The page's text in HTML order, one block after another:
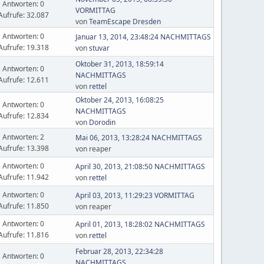
Antworten: 0
32.087
VORMITTAG
vonTeamEscape Dresden
Antworten: 0
19.318
Januar 13, 2014, 23:48:24 NACHMITTAGS
vonstuvar
Antworten: 0
12.611
Oktober 31, 2013, 18:59:14
NACHMITTAGS
von rettel
Antworten: 0
12.834
Oktober 24, 2013, 16:08:25
NACHMITTAGS
von Dorodin
Antworten: 2
13.398
Mai 06, 2013, 13:28:24 NACHMITTAGS
von reaper
Antworten: 0
11.942
April 30, 2013, 21:08:50 NACHMITTAGS
von rettel
Antworten: 0
11.850
April 03, 2013, 11:29:23 VORMITTAG
von reaper
Antworten: 0
11.816
April 01, 2013, 18:28:02 NACHMITTAGS
von rettel
Antworten: 0
Februar 28, 2013, 22:34:28